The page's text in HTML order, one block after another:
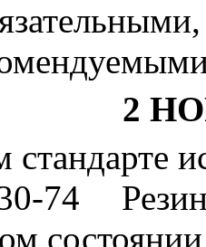
2
стандарте
74